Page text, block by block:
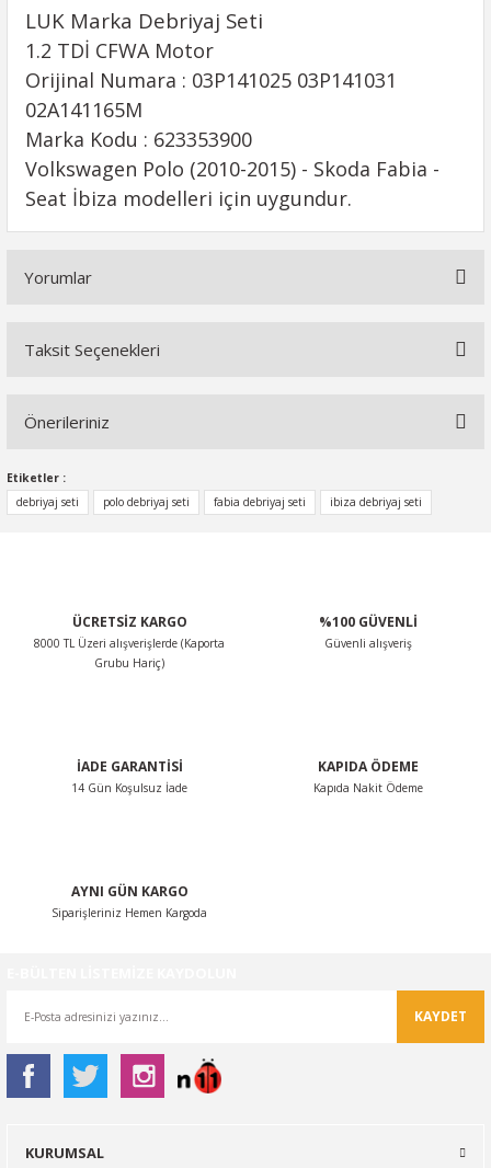
LUK Marka Debriyaj Seti
1.2 TDİ CFWA Motor
Orijinal Numara : 03P141025 03P141031
02A141165M
Marka Kodu : 623353900
Volkswagen Polo (2010-2015) - Skoda Fabia -
Seat İbiza modelleri için uygundur.
Yorumlar
Taksit Seçenekleri
Önerileriniz
Bu ürünün fiyat bilgisi, resim, ürün açıklamalarında ve diğer
konularda yetersiz gördüğünüz noktaları öneri formunu
kullanarak tarafımıza iletebilirsiniz.
Ürün açıklamasında eksik bilgiler bulunuyor.
Ürün bilgilerinde hatalar bulunuyor.
Etiketler :
debriyaj seti
polo debriyaj seti fabia debriyaj seti ibiza debriyaj seti
ÜCRETSİZ KARGO
8000 TL Üzeri alışverişlerde (Kaporta
Grubu Hariç)
%100 GÜVENLİ
Güvenli alışveriş
İADE GARANTİSİ
14 Gün Koşulsuz İade
KAPIDA ÖDEME
Kapıda Nakit Ödeme
AYNI GÜN KARGO
Siparişleriniz Hemen Kargoda
KAYDET
KURUMSAL